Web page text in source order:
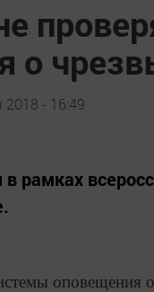
о
2018 - 16:49
рамках